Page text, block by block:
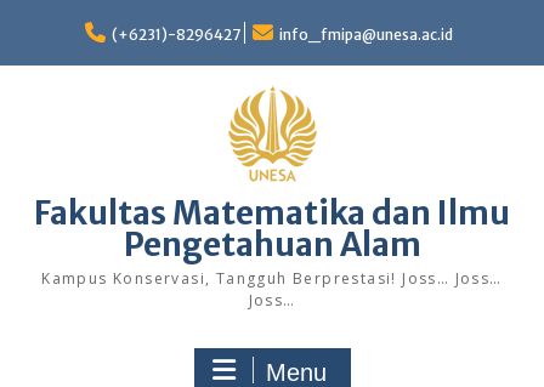
content
(+6231)-8296427 info_fmipa@unesa.ac.id
Fakultas Matematika dan Ilmu
Pengetahuan Alam
Kampus Konservasi, Tangguh Berprestasi! Joss… Joss…
Joss…
Menu